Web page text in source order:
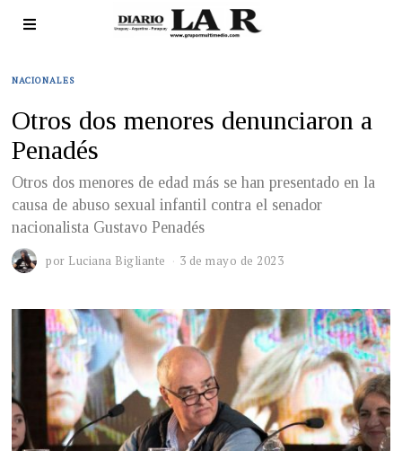
NACIONALES
Otros dos menores denunciaron a
Penadés
Otros dos menores de edad más se han presentado en la
causa de abuso sexual infantil contra el senador
nacionalista Gustavo Penadés
por Luciana Bigliante 3 de mayo de 2023